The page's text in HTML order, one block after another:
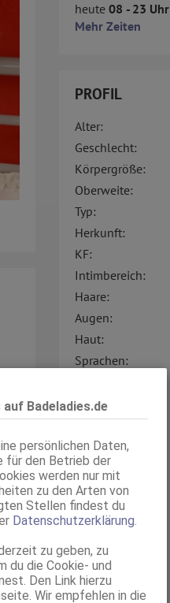
Badeladies.de
persönlichen Daten,
für den Betrieb der
werden nur mit
zu den Arten von
Stellen findest du
Datenschutzerklärung.
zu geben, zu
du die Cookie- und
Den Link hierzu
Wir empfehlen in die
heute 08 - 23 Uhr
Mehr Zeiten
PROFIL
Alter:
Geschlecht:
Körpergröße:
Oberweite:
Typ:
Herkunft:
KF:
Intimbereich:
Haare:
Augen:
Haut:
Sprachen:
Service für:
Service: